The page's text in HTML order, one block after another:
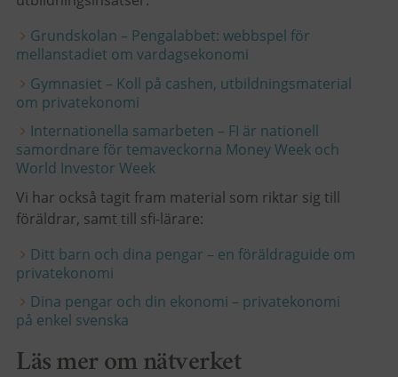
Grundskolan – Pengalabbet: webbspel för
mellanstadiet om vardagsekonomi
Gymnasiet – Koll på cashen, utbildningsmaterial
om privatekonomi
Internationella samarbeten – FI är nationell
samordnare för temaveckorna Money Week och
World Investor Week
Vi har också tagit fram material som riktar sig till
föräldrar, samt till sfi-lärare:
Ditt barn och dina pengar – en föräldraguide om
privatekonomi
Dina pengar och din ekonomi – privatekonomi
på enkel svenska
Läs mer om nätverket